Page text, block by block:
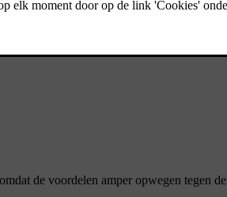
teken uw contract en geniet van het
de voordelen amper opwegen tegen